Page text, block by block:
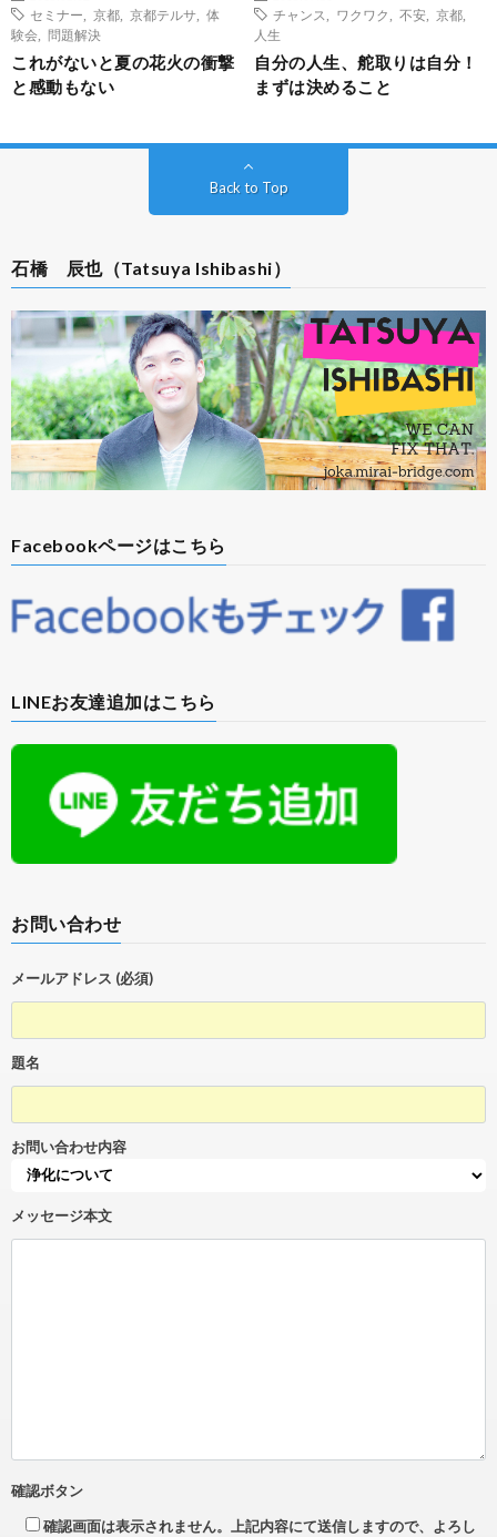
セミナー
京都 京都テルサ
体
験会
問題解決
これがないと夏の花火の衝撃
と感動もない
チャンス
ワクワク 不安 京都
人生
自分の人生、舵取りは自分！
まずは決めること
Back to Top
石橋 辰也（Tatsuya Ishibashi）
Facebookページはこちら
LINEお友達追加はこちら
お問い合わせ
メールアドレス (必須)
題名
お問い合わせ内容
メッセージ本文
確認ボタン
確認画面は表示されません。上記内容にて送信しますので、よろし